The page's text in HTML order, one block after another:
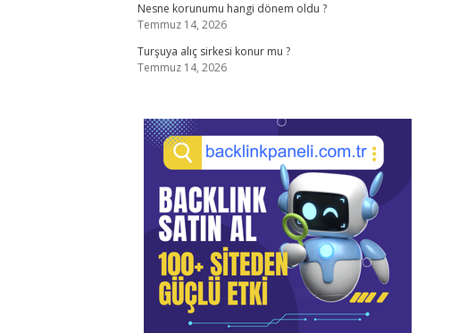
Nesne korunumu hangi dönem oldu ?
Temmuz 14, 2026
Turşuya alıç sirkesi konur mu ?
Temmuz 14, 2026